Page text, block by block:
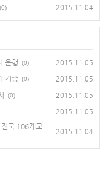
(0) 2015.11.04
운행 (0) 2015.11.05
기증 (0) 2015.11.05
(0) 2015.11.05
2015.11.05
국 106개교
2015.11.04